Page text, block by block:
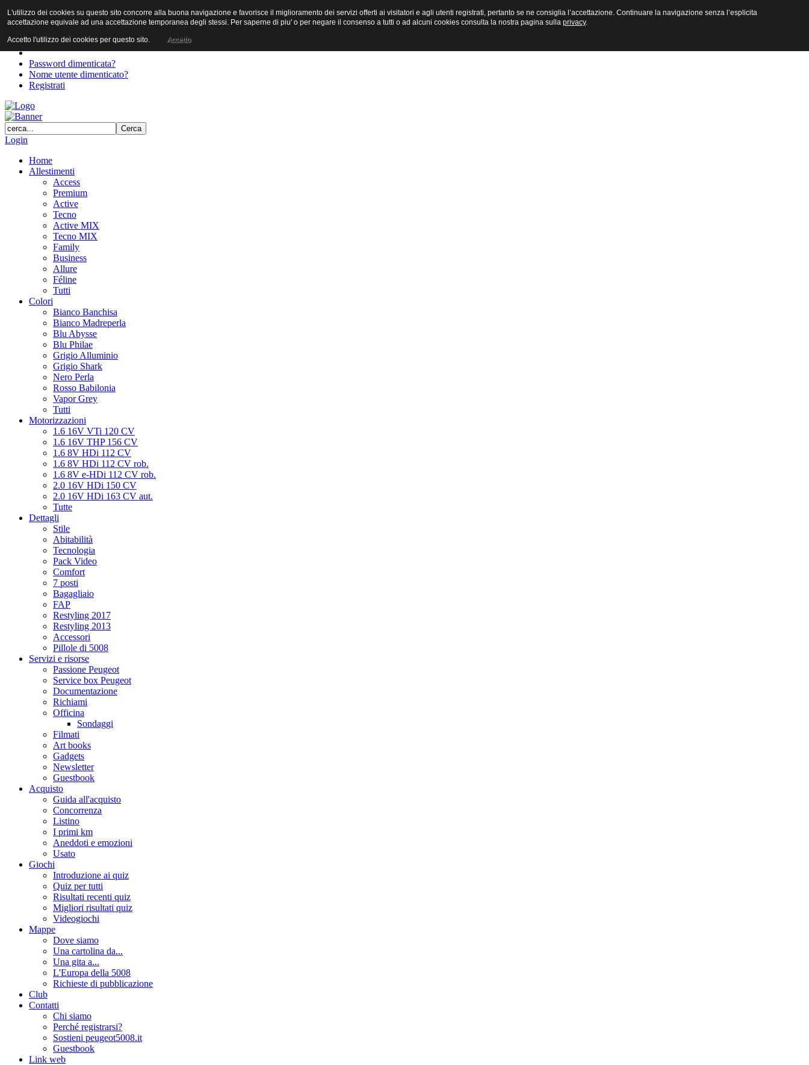
User
Password
Password dimenticata?
Nome utente dimenticato?
Registrati
Login
Home
Allestimenti
Access
Premium
Active
Tecno
Active MIX
Tecno MIX
Family
Business
Allure
Féline
Tutti
Colori
Bianco Banchisa
Bianco Madreperla
Blu Abysse
Blu Philae
Grigio Alluminio
Grigio Shark
Nero Perla
Rosso Babilonia
Vapor Grey
Tutti
Motorizzazioni
1.6 16V VTi 120 CV
1.6 16V THP 156 CV
1.6 8V HDi 112 CV
1.6 8V HDi 112 CV rob.
1.6 8V e-HDi 112 CV rob.
2.0 16V HDi 150 CV
2.0 16V HDi 163 CV aut.
Tutte
Dettagli
Stile
Abitabilità
Tecnologia
Pack Video
Comfort
7 posti
Bagagliaio
FAP
Restyling 2017
Restyling 2013
Accessori
Pillole di 5008
Servizi e risorse
Passione Peugeot
Service box Peugeot
Documentazione
Richiami
Officina
Sondaggi
Filmati
Art books
Gadgets
Newsletter
Guestbook
Acquisto
Guida all'acquisto
Concorrenza
Listino
I primi km
Aneddoti e emozioni
Usato
Giochi
Introduzione ai quiz
Quiz per tutti
Risultati recenti quiz
Migliori risultati quiz
Videogiochi
Mappe
Dove siamo
Una cartolina da...
Una gita a...
L'Europa della 5008
Richieste di pubblicazione
Club
Contatti
Chi siamo
Perché registrarsi?
Sostieni peugeot5008.it
Guestbook
Link web
L'utilizzo dei cookies su questo sito concorre alla buona navigazione e favorisce il miglioramento dei servizi offerti ai visitatori e agli utenti registrati, pertanto se ne consiglia l’accettazione. Continuare la navigazione senza l’esplicita
accettazione equivale ad una accettazione temporanea degli stessi. Per saperne di piu' o per negare il consenso a tutti o ad alcuni cookies consulta la nostra pagina sulla privacy.
Accetto l'utilizzo dei cookies per questo sito. Accetto